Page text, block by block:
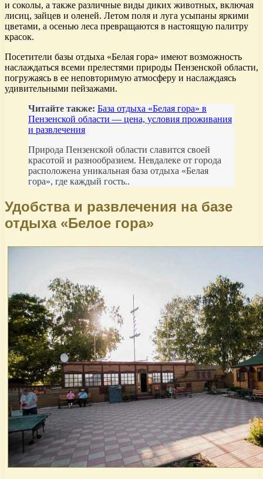
и соколы, а также различные виды диких животных, включая
лисиц, зайцев и оленей. Летом поля и луга усыпаны яркими
цветами, а осенью леса превращаются в настоящую палитру
красок.
Посетители базы отдыха «Белая гора» имеют возможность
наслаждаться всеми прелестями природы Пензенской области,
погружаясь в ее неповторимую атмосферу и наслаждаясь
удивительными пейзажами.
Читайте также: База отдыха «Белая гора» в
Пензенской области — цена, условия проживания
и развлечения
Природа Пензенской области славится своей
красотой и разнообразием. Невдалеке от города
расположена уникальная база отдыха «Белая
гора», где каждый гость..
Удобства и развлечения на базе
отдыха «Белое гора»